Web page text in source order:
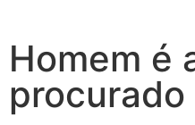
Homem é
procurado